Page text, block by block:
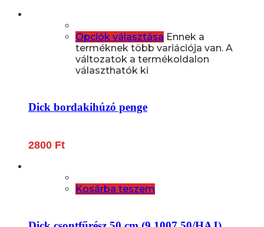
Opciók választása Ennek a
terméknek több variációja van. A
változatok a termékoldalon
választhatók ki
Dick bordakihúzó penge
2800 Ft
Kosárba teszem